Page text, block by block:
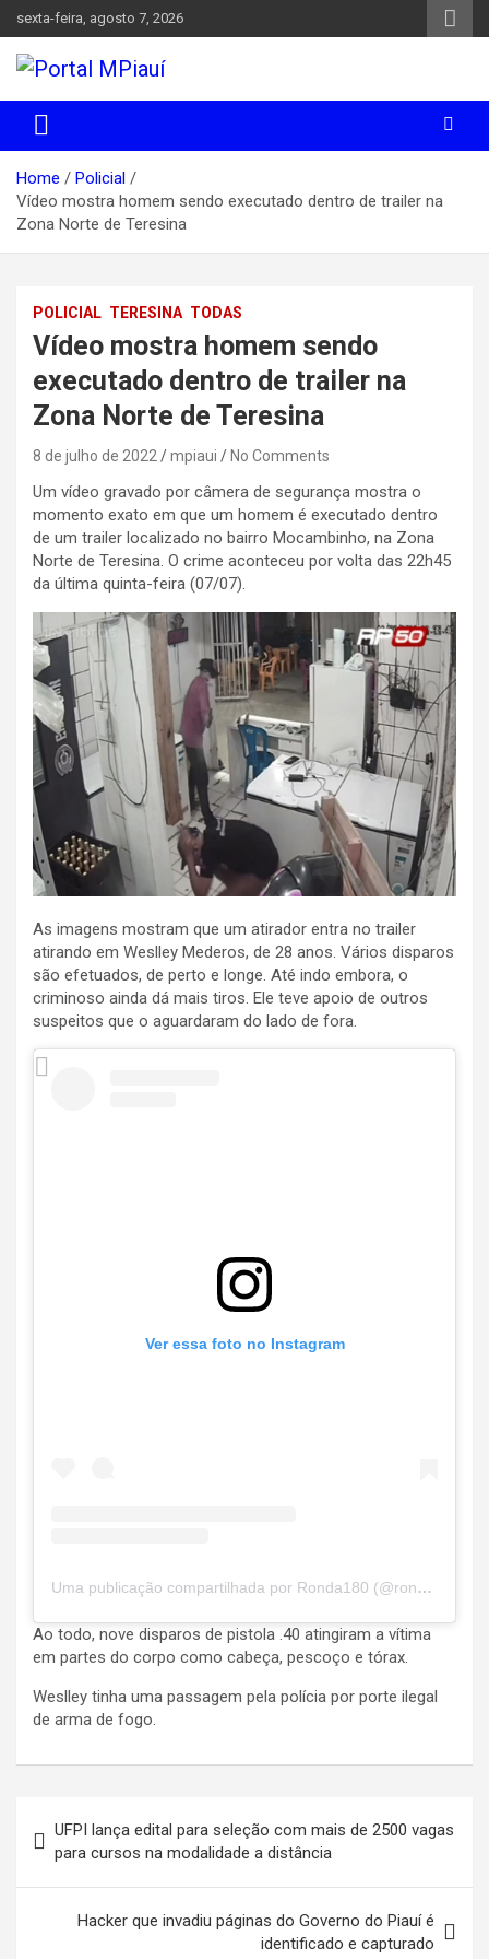
to
content
sexta-feira, agosto 7, 2026
Portal MPiauí
Parnaíba
Home
Policial
Vídeo mostra homem sendo executado dentro de trailer na
Zona Norte de Teresina
POLICIAL TERESINA TODAS
Vídeo mostra homem sendo
executado dentro de trailer na
Zona Norte de Teresina
8 de julho de 2022 mpiaui No Comments
Um vídeo gravado por câmera de segurança mostra o
momento exato em que um homem é executado dentro
de um trailer localizado no bairro Mocambinho, na Zona
Norte de Teresina. O crime aconteceu por volta das 22h45
da última quinta-feira (07/07).
As imagens mostram que um atirador entra no trailer
atirando em Weslley Mederos, de 28 anos. Vários disparos
são efetuados, de perto e longe. Até indo embora, o
criminoso ainda dá mais tiros. Ele teve apoio de outros
suspeitos que o aguardaram do lado de fora.
Ver essa foto no Instagram
Uma publicação compartilhada por Ronda180 (@ronda180graus)
Ao todo, nove disparos de pistola .40 atingiram a vítima
em partes do corpo como cabeça, pescoço e tórax.
Weslley tinha uma passagem pela polícia por porte ilegal
de arma de fogo.
de
Post
UFPI lança edital para seleção com mais de 2500 vagas
para cursos na modalidade a distância
Hacker que invadiu páginas do Governo do Piauí é
identificado e capturado